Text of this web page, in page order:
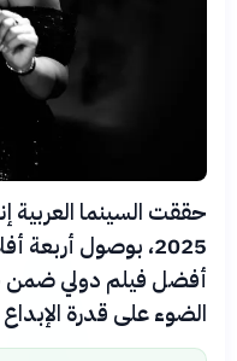
حققت السينما العربية
2025، بوصول أربعة
الضوء على قدرة الإبداع